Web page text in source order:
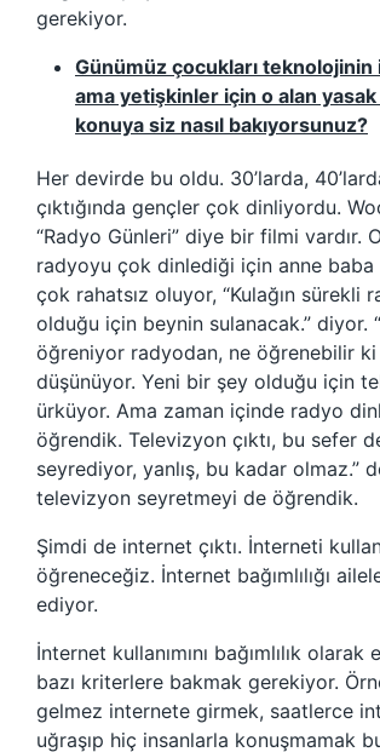
gerekiyor.
Günümüz çocukları teknolojinin
ama yetişkinler için o alan
konuya siz nasıl bakıyorsunuz?
Her devirde bu oldu. 30’larda,
çıktığında gençler çok dinliyordu.
“Radyo Günleri” diye bir filmi vardır.
radyoyu çok dinlediği için anne baba
çok rahatsız oluyor, “Kulağın sürekli
olduğu için beynin sulanacak.” diyor.
öğreniyor radyodan, ne öğrenebilir ki
düşünüyor. Yeni bir şey olduğu için
ürküyor. Ama zaman içinde radyo
öğrendik. Televizyon çıktı, bu sefer
seyrediyor, yanlış, bu kadar olmaz.”
televizyon seyretmeyi de öğrendik.
Şimdi de internet çıktı. İnterneti
öğreneceğiz. İnternet bağımlılığı
ediyor.
İnternet kullanımını bağımlılık
bazı kriterlere bakmak gerekiyor.
gelmez internete girmek, saatlerce
uğraşıp hiç insanlarla konuşmamak